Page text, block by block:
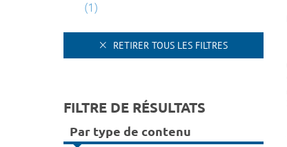
(1)
RETIRER TOUS LES FILTRES
FILTRE DE RÉSULTATS
Par type de contenu